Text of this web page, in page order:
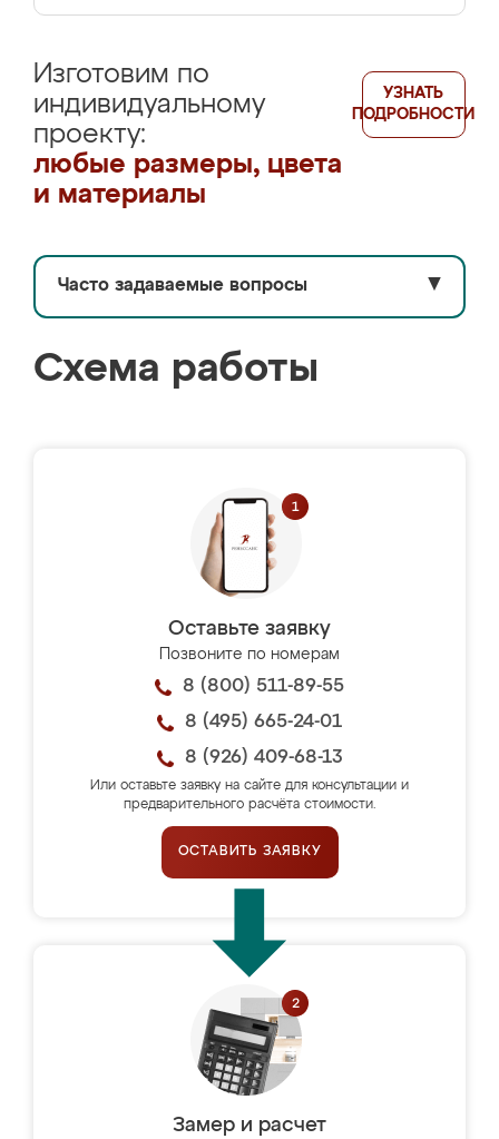
Изготовим по
индивидуальному
проекту:
любые размеры, цвета
и материалы
УЗНАТЬ
ПОДРОБНОСТИ
Часто задаваемые вопросы ▼
Схема работы
Оставьте заявку
Позвоните по номерам
8 (800) 511-89-55
8 (495) 665-24-01
8 (926) 409-68-13
Или оставьте заявку на сайте для консультации и
предварительного расчёта стоимости.
ОСТАВИТЬ ЗАЯВКУ
Замер и расчет